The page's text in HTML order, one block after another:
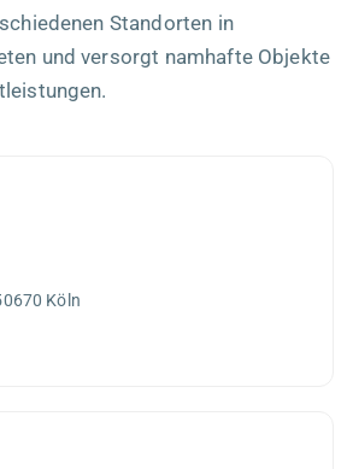
Standorten in
und versorgt namhafte Objekte
Köln